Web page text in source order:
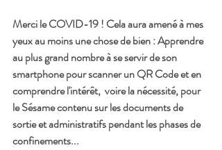
Merci le COVID-19 ! Cela aura amené à mes
yeux au moins une chose de bien : Apprendre
au plus grand nombre à se servir de son
smartphone pour scanner un QR Code et en
comprendre l'intérêt,  voire la nécessité, pour
le Sésame contenu sur les documents de
sortie et administratifs pendant les phases de
confinements...